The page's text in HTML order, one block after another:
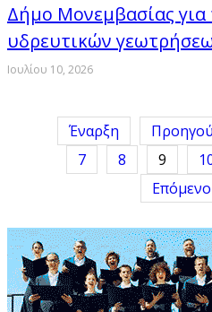
Δήμο Μονεμβασίας για
υδρευτικών
Ιουλίου 10, 2026
Έναρξη
7
8 9
Επόμενο